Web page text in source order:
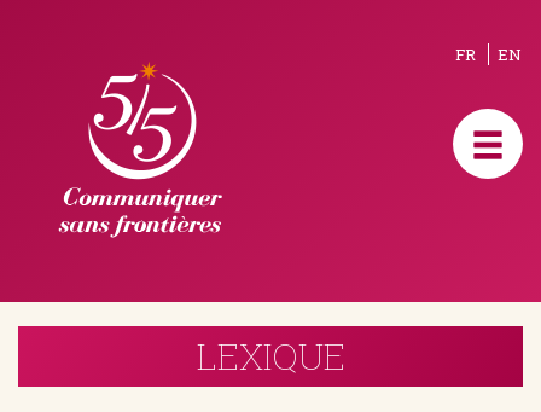
FR EN
LEXIQUE